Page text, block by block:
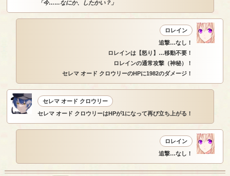
「今……なにか、したかい？」
ロレイン
追撃…なし！
ロレインは【怒り】…移動不要！
ロレインの通常攻撃（神秘）！
セレマ オード クロウリーのHPに1982のダメージ！
セレマ オード クロウリー
セレマ オード クロウリーはHPが1になって再び立ち上がる！
ロレイン
追撃…なし！